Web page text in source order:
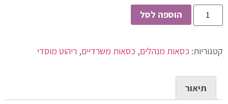
הוספה לסל
קטגוריות: כסאות מנהלים, כסאות משרדיים, ריהוט מוסדי
תיאור